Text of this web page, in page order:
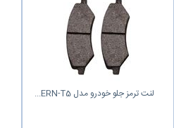
لنت ترمز جلو خودرو مدل ERN-T5